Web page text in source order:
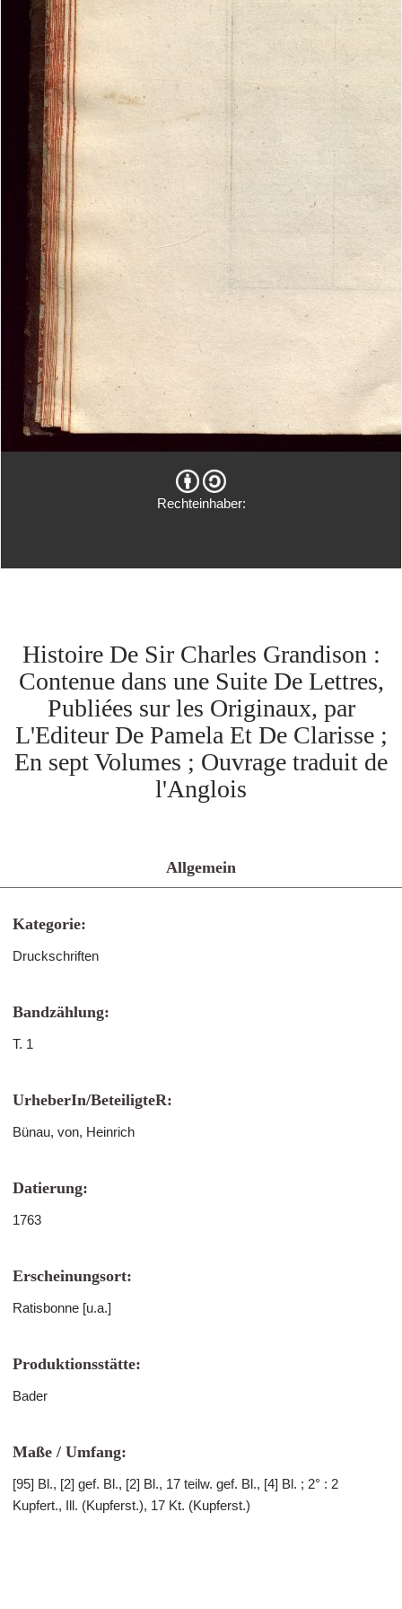
Rechteinhaber:
Histoire De Sir Charles Grandison :
Contenue dans une Suite De Lettres,
Publiées sur les Originaux, par
L'Editeur De Pamela Et De Clarisse ;
En sept Volumes ; Ouvrage traduit de
l'Anglois
Allgemein
Kategorie:
Druckschriften
Bandzählung:
T. 1
UrheberIn/BeteiligteR:
Bünau, von, Heinrich
Datierung:
1763
Erscheinungsort:
Ratisbonne [u.a.]
Produktionsstätte:
Bader
Maße / Umfang:
[95] Bl., [2] gef. Bl., [2] Bl., 17 teilw. gef. Bl., [4] Bl. ; 2° : 2
Kupfert., Ill. (Kupferst.), 17 Kt. (Kupferst.)